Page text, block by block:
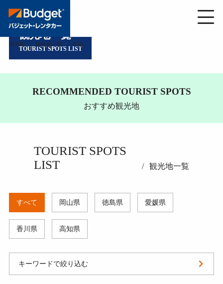
観光地一覧
TOURIST SPOTS LIST
HOME 観光地一覧 今治
RECOMMENDED TOURIST SPOTS
おすすめ観光地
TOURIST SPOTS
LIST
観光地一覧
すべて 岡山県 徳島県 愛媛県
香川県 高知県
キーワードで絞り込む